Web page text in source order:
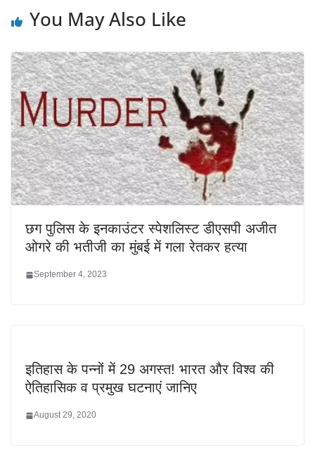
You May Also Like
छग पुलिस के इनकाउंटर स्पेशलिस्ट डीएसपी अजीत
ओगरे की भतीजी का मुंबई में गला रेतकर हत्या
September 4, 2023
इतिहास के पन्नों में 29 अगस्त! भारत और विश्व की
ऐतिहासिक व प्रमुख घटनाएं जानिए
August 29, 2020